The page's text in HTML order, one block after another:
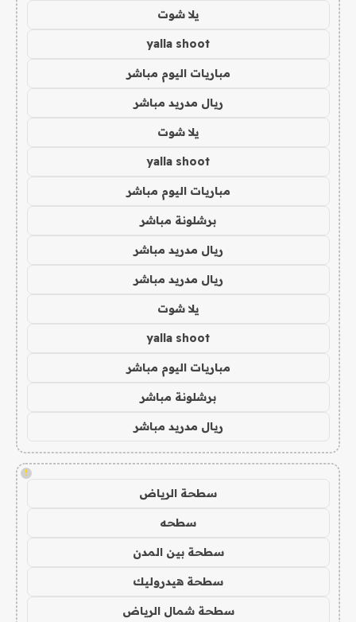
يلا شوت
yalla shoot
مباريات اليوم مباشر
ريال مدريد مباشر
يلا شوت
yalla shoot
مباريات اليوم مباشر
برشلونة مباشر
ريال مدريد مباشر
ريال مدريد مباشر
يلا شوت
yalla shoot
مباريات اليوم مباشر
برشلونة مباشر
ريال مدريد مباشر
!
سطحة الرياض
سطحه
سطحة بين المدن
سطحة هيدروليك
سطحة شمال الرياض